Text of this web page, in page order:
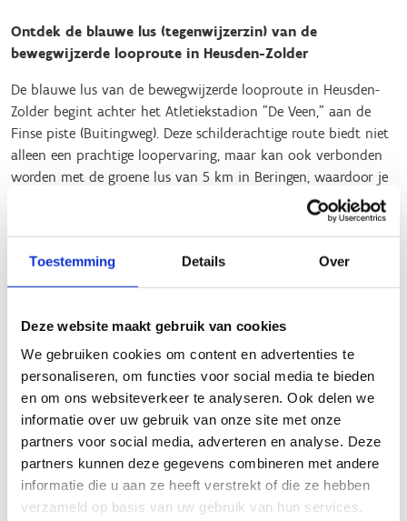
Toestemming Details Over
Deze website maakt gebruik van cookies
We gebruiken cookies om content en advertenties te
personaliseren, om functies voor social media te bieden
en om ons websiteverkeer te analyseren. Ook delen we
informatie over uw gebruik van onze site met onze
partners voor social media, adverteren en analyse. Deze
partners kunnen deze gegevens combineren met andere
informatie die u aan ze heeft verstrekt of die ze hebben
verzameld op basis van uw gebruik van hun services.
Ontdek de blauwe lus (tegenwijzerzin) van de
bewegwijzerde looproute in Heusden-Zolder
De blauwe lus van de bewegwijzerde looproute in Heusden-
Zolder begint achter het Atletiekstadion "De Veen," aan de
Finse piste (Buitingweg). Deze schilderachtige route biedt niet
alleen een prachtige loopervaring, maar kan ook verbonden
worden met de groene lus van 5 km in Beringen, waardoor je
nog meer mogelijkheden hebt voor je loopavontuur.
Routekenmerken:
Weerbestendigheid:
Dankzij de zanderige ondergrond
is de route altijd goed begaanbaar, zelfs tijdens nattere
Verlichting:De route is gedeeltelijk verlicht, waardoor
het ook geschikt is voor avondlopen.
De route is gemakkelijk doordat er
nauwelijks hoogtemeters overwonnen moeten worden.
Onverharde paden:Met 70% onverharde paden biedt
deze route een natuurlijke en comfortabele
loopervaring.